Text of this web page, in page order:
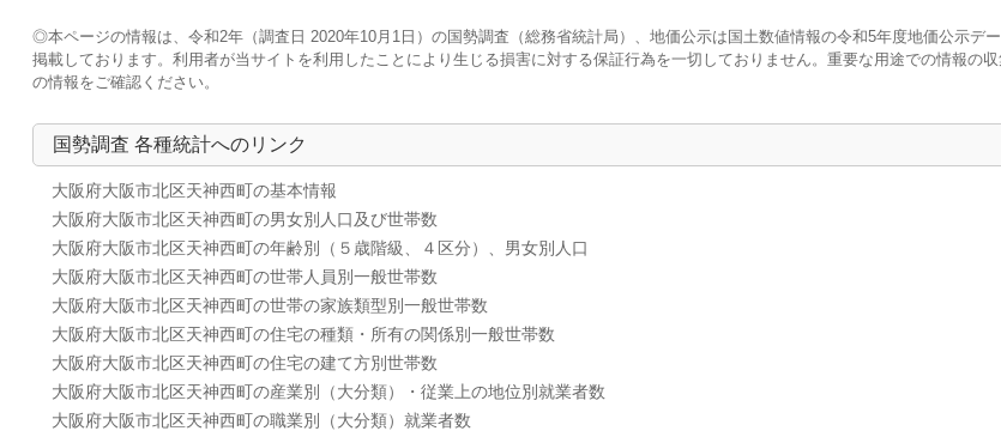
◎本ページの情報は、令和2年（調査日 2020年10月1日）の国勢調査（総務省統計局）、地価公示は国土数値情報の令和5年度地価公示デ
掲載しております。利用者が当サイトを利用したことにより生じる損害に対する保証行為を一切しておりません。重要な用途での情報の
の情報をご確認ください。
国勢調査 各種統計へのリンク
大阪府大阪市北区天神西町の基本情報
大阪府大阪市北区天神西町の男女別人口及び世帯数
大阪府大阪市北区天神西町の年齢別（５歳階級、４区分）、男女別人口
大阪府大阪市北区天神西町の世帯人員別一般世帯数
大阪府大阪市北区天神西町の世帯の家族類型別一般世帯数
大阪府大阪市北区天神西町の住宅の種類・所有の関係別一般世帯数
大阪府大阪市北区天神西町の住宅の建て方別世帯数
大阪府大阪市北区天神西町の産業別（大分類）・従業上の地位別就業者数
大阪府大阪市北区天神西町の職業別（大分類）就業者数